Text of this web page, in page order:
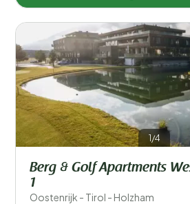
1/4
Berg & Golf Apartments
1
Oostenrijk - Tirol - Holzham